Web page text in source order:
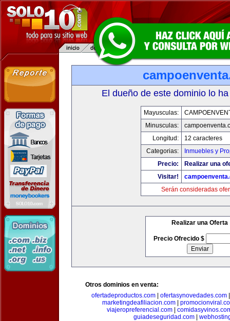
El dueño de este dominio lo
Mayusculas:
Minusculas:
Longitud:
12 caracteres
Categorias:
Inmuebles y
Precio:
Realizar una
Visitar!
Serán consideradas
Realizar una Oferta
Precio Ofrecido $
Otros dominios en venta:
ofertadeproductos.com| ofertasynovedades.com
marketingdeafiliacion.com|
viajeropreferencial.com
guiadeseguridad.com|